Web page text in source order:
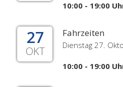
10:00 - 19:00
27
OKT
Fahrzeiten
Dienstag 27.
10:00 - 19:00